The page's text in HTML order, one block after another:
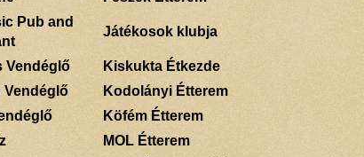
Pub and
Játékosok klubja
Vendéglő
Kiskukta Étkezde
Vendéglő
Kodolányi Étterem
Köfém Étterem
MOL Étterem